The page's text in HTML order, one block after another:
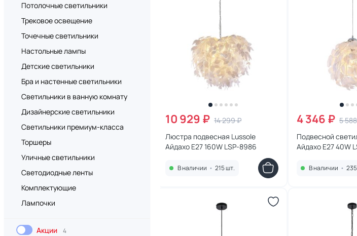
Потолочные светильники
Трековое освещение
Точечные светильники
Настольные лампы
Детские светильники
Бра и настенные светильники
Светильники в ванную комнату
Дизайнерские светильники
Светильники премиум-класса
Торшеры
Уличные светильники
Светодиодные ленты
Комплектующие
Лампочки
Акции 4
10 929 ₽ 14 299 ₽
Люстра подвесная Lussole
Айдахо E27 160W LSP-8986
В наличии • 215 шт.
4 346 ₽ 5
Подвесной
Айдахо E27 40W
В наличии •